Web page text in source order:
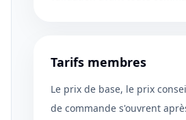
Tarifs membres
Le prix de base, le prix
de commande s'ouvrent